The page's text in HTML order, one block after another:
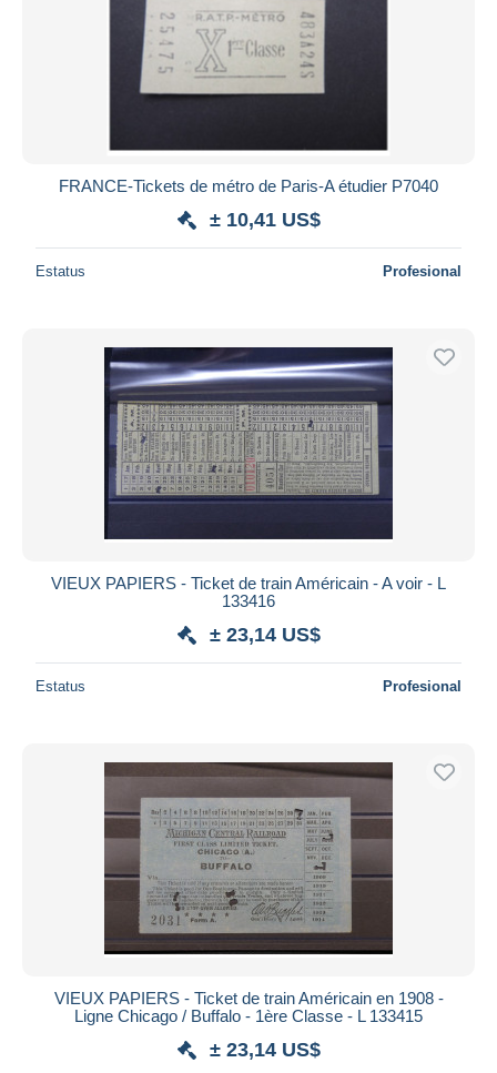
FRANCE-Tickets de métro de Paris-A étudier P7040
± 10,41 US$
Estatus Profesional
VIEUX PAPIERS - Ticket de train Américain - A voir - L
133416
± 23,14 US$
Estatus Profesional
VIEUX PAPIERS - Ticket de train Américain en 1908 -
Ligne Chicago / Buffalo - 1ère Classe - L 133415
± 23,14 US$